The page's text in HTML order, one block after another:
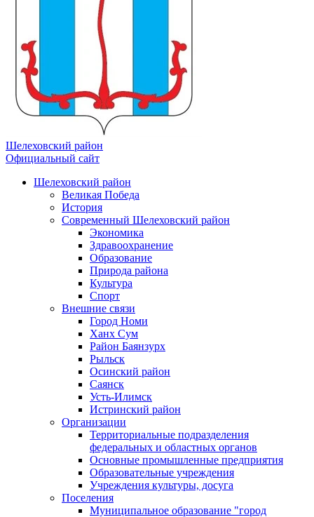
Шелеховский район
Официальный сайт
Шелеховский район
Великая Победа
История
Современный Шелеховский район
Экономика
Здравоохранение
Образование
Природа района
Культура
Спорт
Внешние связи
Город Номи
Ханх Сум
Район Баянзурх
Рыльск
Осинский район
Саянск
Усть-Илимск
Истринский район
Организации
Территориальные подразделения
федеральных и областных органов
Основные промышленные предприятия
Образовательные учреждения
Учреждения культуры, досуга
Поселения
Муниципальное образование "город